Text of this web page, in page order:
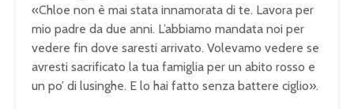
«Chloe non è mai stata innamorata di te. Lavora per
mio padre da due anni. L’abbiamo mandata noi per
vedere fin dove saresti arrivato. Volevamo vedere se
avresti sacrificato la tua famiglia per un abito rosso e
un po’ di lusinghe. E lo hai fatto senza battere ciglio».